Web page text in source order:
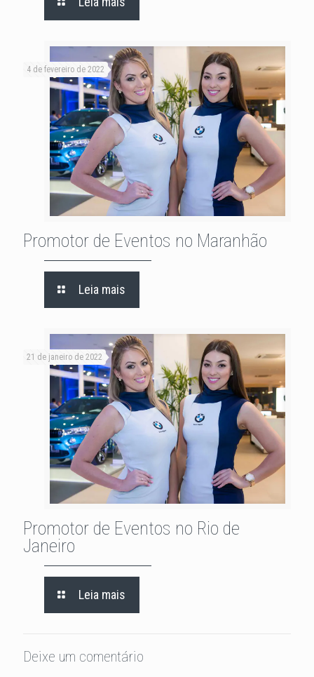
4 de fevereiro de 2022
Promotor de Eventos no Maranhão
Leia mais
21 de janeiro de 2022
Promotor de Eventos no Rio de
Janeiro
Leia mais
Deixe um comentário